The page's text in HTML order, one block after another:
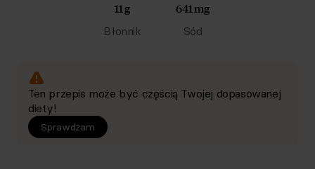
11 g
Błonnik
641 mg
Sód
Ten przepis może być częścią Twojej dopasowanej
diety!
Sprawdzam